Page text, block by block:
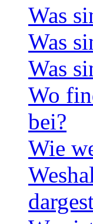
Was
Was
Was
Wo
bei?
Wie